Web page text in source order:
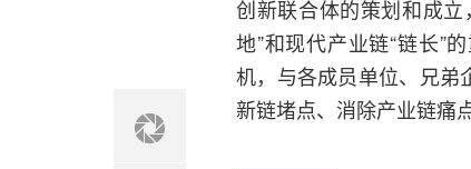
创新联合体的策划和成
地”和现代产业链“链长”
机，与各成员单位、兄弟
新链堵点、消除产业链痛